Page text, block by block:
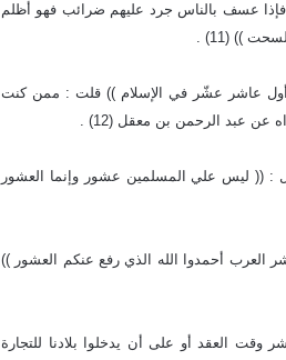
عسف بالناس جرد عليهم ضرائب فهو أظلم
)) (11) .
أول عاشر عشّر في الإسلام )) قلت : ممن كنت
عن عبد الرحمن بن معقل (12) .
: (( ليس علي المسلمين عشور وإنما العشور
أحمدوا الله الذي رفع عنكم العشور ))
العقد أو على أن يدخلوا بلادنا للتجارة